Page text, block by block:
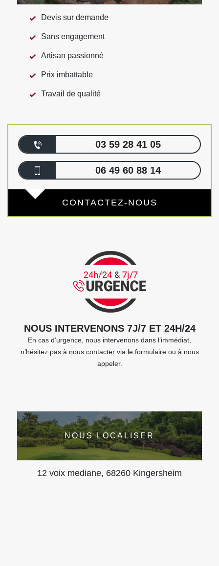
Devis sur demande
Sans engagement
Artisan passionné
Prix imbattable
Travail de qualité
03 59 28 41 05
06 49 60 88 14
CONTACTEZ-NOUS
NOUS INTERVENONS 7J/7 ET 24H/24
En cas d’urgence, nous intervenons dans l’immédiat,
n’hésitez pas à nous contacter via le formulaire ou à nous
appeler.
NOUS LOCALISER
12 voix mediane, 68260 Kingersheim